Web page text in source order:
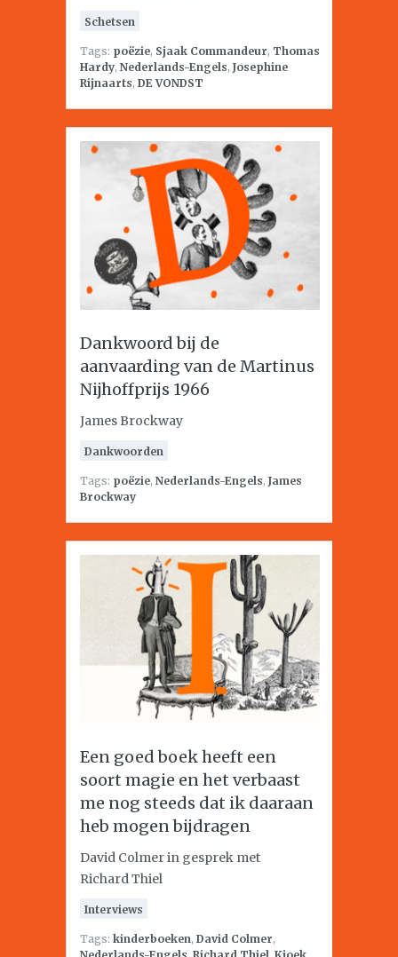
Schetsen
Tags: poëzie, Sjaak Commandeur, Thomas
Hardy, Nederlands-Engels, Josephine
Rijnaarts, DE VONDST
Dankwoord bij de
aanvaarding van de Martinus
Nijhoffprijs 1966
James Brockway
Dankwoorden
Tags: poëzie, Nederlands-Engels, James
Brockway
Een goed boek heeft een
soort magie en het verbaast
me nog steeds dat ik daaraan
heb mogen bijdragen
David Colmer in gesprek met
Richard Thiel
Interviews
Tags: kinderboeken, David Colmer,